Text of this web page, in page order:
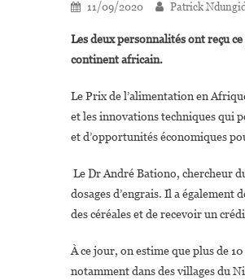
11/09/2020 Patrick
Les deux personnalités ont reçu
continent africain.
Le Prix de l’alimentation en
et les innovations techniques qui
et d’opportunités économiques
Le Dr André Bationo, chercheur
dosages d’engrais. Il a
des céréales et de recevoir un
À ce jour, on estime que plus de
notamment dans des villages du